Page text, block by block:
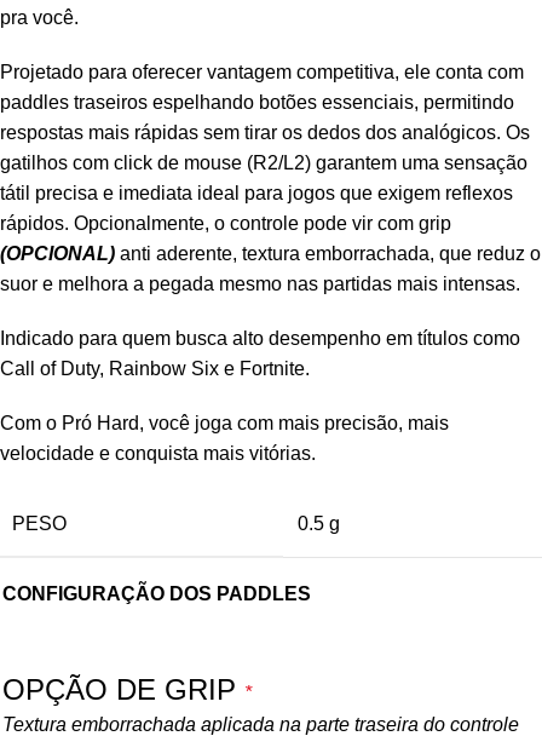
pra você.
Projetado para oferecer vantagem competitiva, ele conta com
paddles traseiros espelhando botões essenciais, permitindo
respostas mais rápidas sem tirar os dedos dos analógicos. Os
gatilhos com click de mouse (R2/L2) garantem uma sensação
tátil precisa e imediata ideal para jogos que exigem reflexos
rápidos. Opcionalmente, o controle pode vir com grip
(OPCIONAL) anti aderente, textura emborrachada, que reduz o
suor e melhora a pegada mesmo nas partidas mais intensas.
Indicado para quem busca alto desempenho em títulos como
Call of Duty, Rainbow Six e Fortnite.
Com o Pró Hard, você joga com mais precisão, mais
velocidade e conquista mais vitórias.
PESO 0.5 g
CONFIGURAÇÃO DOS PADDLES
OPÇÃO DE GRIP *
Textura emborrachada aplicada na parte traseira do controle